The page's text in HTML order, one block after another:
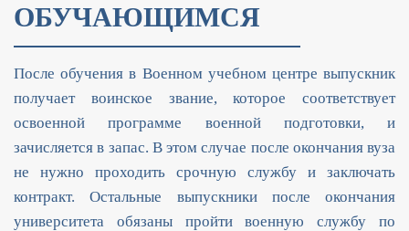
ОБУЧАЮЩИМСЯ
После обучения в Военном учебном центре выпускник
получает воинское звание, которое соответствует
освоенной программе военной подготовки, и
зачисляется в запас. В этом случае после окончания вуза
не нужно проходить срочную службу и заключать
контракт. Остальные выпускники после окончания
университета обязаны пройти военную службу по